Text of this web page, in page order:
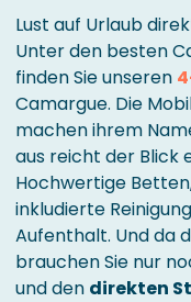
Lust auf Urlaub
Unter den besten
finden Sie unseren
Camargue. Die
machen ihrem
aus reicht der Blick
Hochwertige
inkludierte
Aufenthalt. Und da
brauchen Sie nur
und den direkten